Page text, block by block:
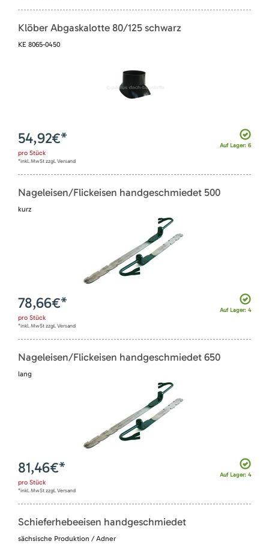
Klöber Abgaskalotte 80/125 schwarz
KE 8065-0450
Auf Lager: 6
54,92€*
pro Stück
*inkl. MwSt zzgl. Versand
Nageleisen/Flickeisen handgeschmiedet 500
kurz
Auf Lager: 4
78,66€*
pro Stück
*inkl. MwSt zzgl. Versand
Nageleisen/Flickeisen handgeschmiedet 650
lang
Auf Lager: 4
81,46€*
pro Stück
*inkl. MwSt zzgl. Versand
Schieferhebeeisen handgeschmiedet
sächsische Produktion / Adner